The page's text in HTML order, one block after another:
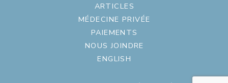
ARTICLES
MÉDECINE PRIVÉE
PAIEMENTS
NOUS JOINDRE
ENGLISH